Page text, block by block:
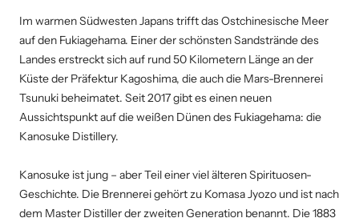
Im warmen Südwesten Japans trifft das Ostchinesische Meer
auf den Fukiagehama. Einer der schönsten Sandstrände des
Landes erstreckt sich auf rund 50 Kilometern Länge an der
Küste der Präfektur Kagoshima, die auch die Mars-Brennerei
Tsunuki beheimatet. Seit 2017 gibt es einen neuen
Aussichtspunkt auf die weißen Dünen des Fukiagehama: die
Kanosuke Distillery.
Kanosuke ist jung – aber Teil einer viel älteren Spirituosen-
Geschichte. Die Brennerei gehört zu Komasa Jyozo und ist nach
dem Master Distiller der zweiten Generation benannt. Die 1883